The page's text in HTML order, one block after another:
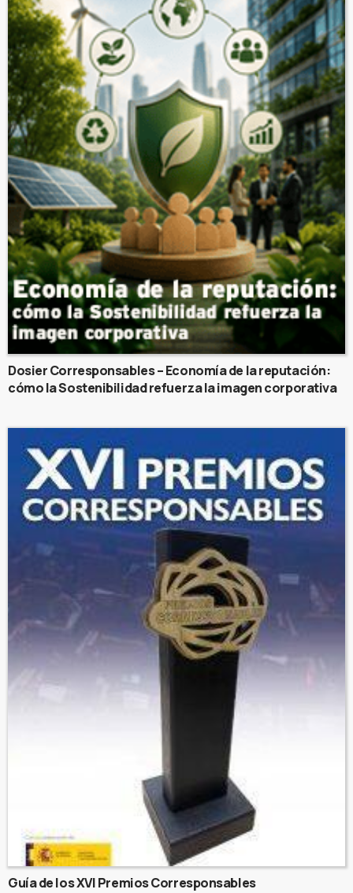
Dosier Corresponsables – Economía de la reputación:
cómo la Sostenibilidad refuerza la imagen corporativa
Guía de los XVI Premios Corresponsables